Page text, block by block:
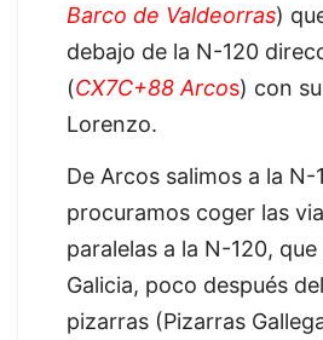
Barco de Valdeorras)
debajo de la N-120
(CX7C+88 Arcos) con
Lorenzo.
De Arcos salimos a la N-
procuramos coger las
paralelas a la N-120, que
Galicia, poco después
pizarras (Pizarras